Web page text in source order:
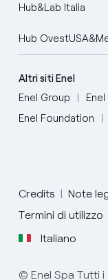
Hub&Lab Italia
Hub
Altri siti Enel
Enel Group
Enel Foundation
Credits Note
Termini di utilizzo
Italiano
English
© Enel Spa Tutti i